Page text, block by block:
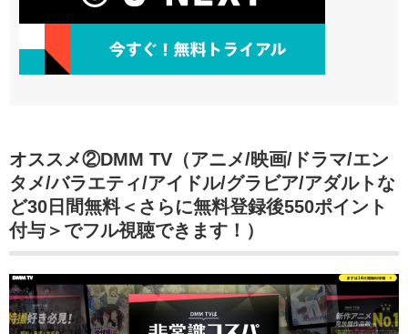
オススメ②DMM TV（アニメ/映画/ドラマ/エン
タメ/バラエティ/アイドル/グラビア/アダルトな
ど30日間無料＜さらに無料登録後550ポイント
付与＞でフル視聴できます！）